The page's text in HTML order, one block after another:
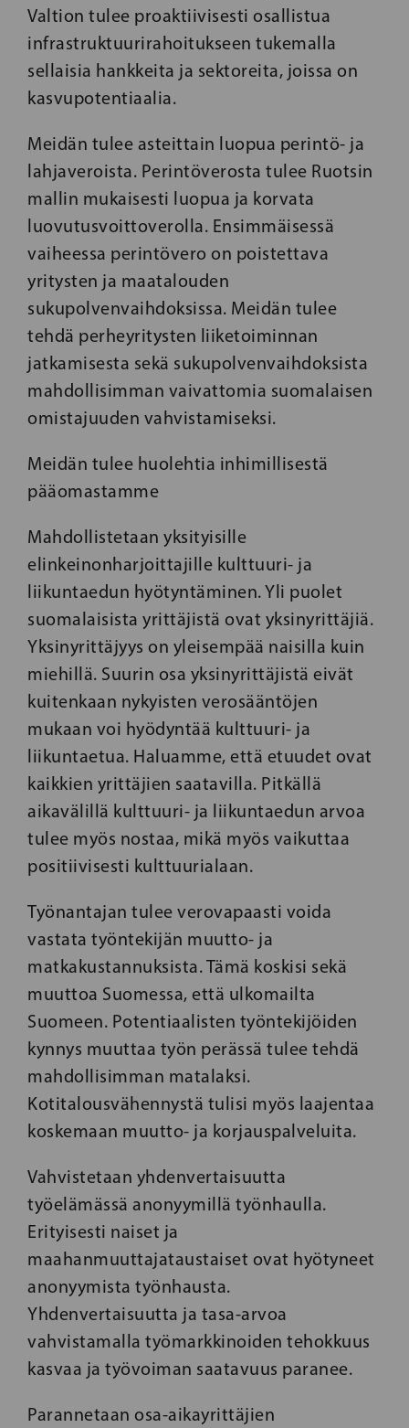
Valtion tulee proaktiivisesti osallistua
infrastruktuurirahoitukseen tukemalla
sellaisia hankkeita ja sektoreita, joissa on
kasvupotentiaalia.
Meidän tulee asteittain luopua perintö- ja
lahjaveroista. Perintöverosta tulee Ruotsin
mallin mukaisesti luopua ja korvata
luovutusvoittoverolla. Ensimmäisessä
vaiheessa perintövero on poistettava
yritysten ja maatalouden
sukupolvenvaihdoksissa. Meidän tulee
tehdä perheyritysten liiketoiminnan
jatkamisesta sekä sukupolvenvaihdoksista
mahdollisimman vaivattomia suomalaisen
omistajuuden vahvistamiseksi.
Meidän tulee huolehtia inhimillisestä
pääomastamme
Mahdollistetaan yksityisille
elinkeinonharjoittajille kulttuuri- ja
liikuntaedun hyötyntäminen. Yli puolet
suomalaisista yrittäjistä ovat yksinyrittäjiä.
Yksinyrittäjyys on yleisempää naisilla kuin
miehillä. Suurin osa yksinyrittäjistä eivät
kuitenkaan nykyisten verosääntöjen
mukaan voi hyödyntää kulttuuri- ja
liikuntaetua. Haluamme, että etuudet ovat
kaikkien yrittäjien saatavilla. Pitkällä
aikavälillä kulttuuri- ja liikuntaedun arvoa
tulee myös nostaa, mikä myös vaikuttaa
positiivisesti kulttuurialaan.
Työnantajan tulee verovapaasti voida
vastata työntekijän muutto- ja
matkakustannuksista. Tämä koskisi sekä
muuttoa Suomessa, että ulkomailta
Suomeen. Potentiaalisten työntekijöiden
kynnys muuttaa työn perässä tulee tehdä
mahdollisimman matalaksi.
Kotitalousvähennystä tulisi myös laajentaa
koskemaan muutto- ja korjauspalveluita.
Vahvistetaan yhdenvertaisuutta
työelämässä anonyymillä työnhaulla.
Erityisesti naiset ja
maahanmuuttajataustaiset ovat hyötyneet
anonyymista työnhausta.
Yhdenvertaisuutta ja tasa-arvoa
vahvistamalla työmarkkinoiden tehokkuus
kasvaa ja työvoiman saatavuus paranee.
Parannetaan osa-aikayrittäjien